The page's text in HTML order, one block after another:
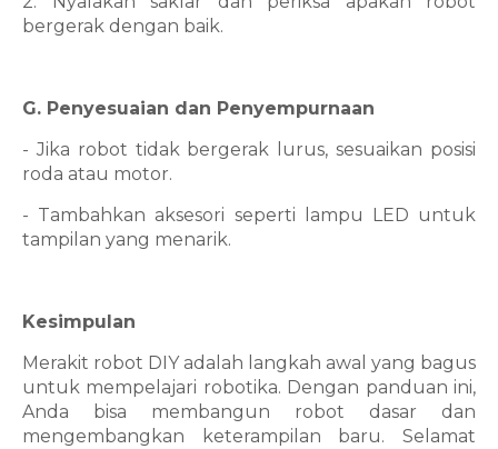
bergerak dengan baik.
G. Penyesuaian dan Penyempurnaan
- Jika robot tidak bergerak lurus, sesuaikan posisi
roda atau motor.
- Tambahkan aksesori seperti lampu LED untuk
tampilan yang menarik.
Kesimpulan
Merakit robot DIY adalah langkah awal yang bagus
untuk mempelajari robotika. Dengan panduan ini,
Anda bisa membangun robot dasar dan
mengembangkan keterampilan baru. Selamat